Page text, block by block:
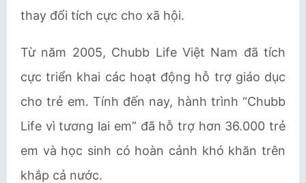
thay đổi tích cực cho xã hội.
Từ năm 2005, Chubb Life Việt Nam đã tích
cực triển khai các hoạt động hỗ trợ giáo dục
cho trẻ em. Tính đến nay, hành trình “Chubb
Life vì tương lai em” đã hỗ trợ hơn 36.000 trẻ
em và học sinh có hoàn cảnh khó khăn trên
khắp cả nước.